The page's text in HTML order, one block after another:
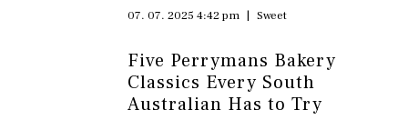
07. 07. 2025 4:42 pm | Sweet
Five Perrymans Bakery
Classics Every South
Australian Has to Try